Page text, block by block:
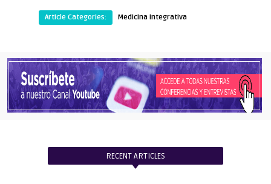
Article Categories: Medicina integrativa
RECENT ARTICLES